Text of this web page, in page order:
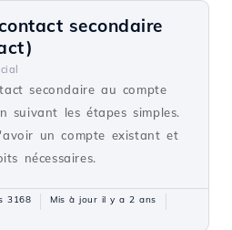
secondaire
secondaire au compte
suivant les étapes simples.
un compte existant et
nécessaires.
3168
Mis à jour il y a 2 ans